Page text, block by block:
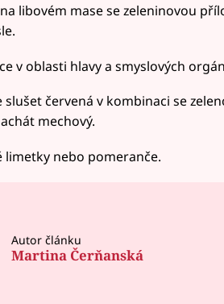
libovém mase se zeleninovou
v oblasti hlavy a smyslových
slušet červená v kombinaci se
mechový.
limetky nebo pomeranče.
Autor článku
Martina Čerňanská